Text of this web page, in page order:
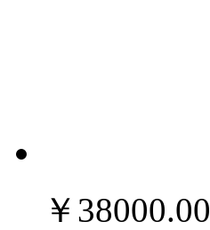
￥38000.00